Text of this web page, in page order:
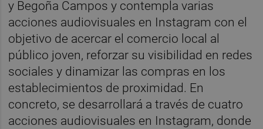
y Begoña Campos y contempla varias
acciones audiovisuales en Instagram con el
objetivo de acercar el comercio local al
público joven, reforzar su visibilidad en redes
sociales y dinamizar las compras en los
establecimientos de proximidad. En
concreto, se desarrollará a través de cuatro
acciones audiovisuales en Instagram, donde